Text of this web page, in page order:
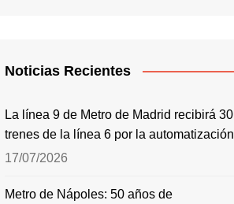
Noticias Recientes
La línea 9 de Metro de Madrid recibirá 30
trenes de la línea 6 por la automatización
17/07/2026
Metro de Nápoles: 50 años de